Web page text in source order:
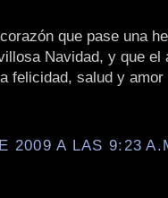
que pase una
Navidad, y que el
felicidad, salud y
2009 A LAS 9:23